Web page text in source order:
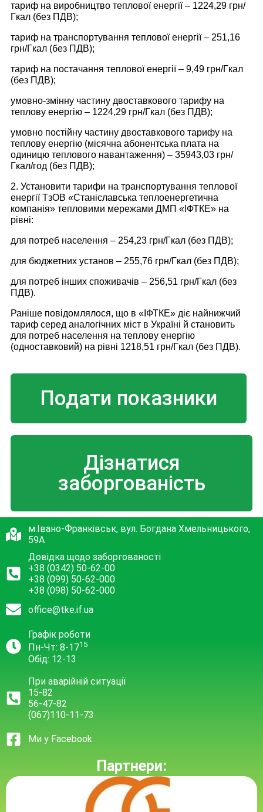
тариф на виробництво теплової енергії – 1224,29 грн/
Гкал (без ПДВ);
тариф на транспортування теплової енергії – 251,16
грн/Гкал (без ПДВ);
тариф на постачання теплової енергії – 9,49 грн/Гкал
(без ПДВ);
умовно-змінну частину двоставкового тарифу на
теплову енергію – 1224,29 грн/Гкал (без ПДВ);
умовно постійну частину двоставкового тарифу на
теплову енергію (місячна абонентська плата на
одиницю теплового навантаження) – 35943,03 грн/
Гкал/год (без ПДВ);
2. Установити тарифи на транспортування теплової
енергії ТзОВ «Станіславська теплоенергетична
компанія» тепловими мережами ДМП «ІФТКЕ» на
рівні:
для потреб населення – 254,23 грн/Гкал (без ПДВ);
для бюджетних установ – 255,76 грн/Гкал (без ПДВ);
для потреб інших споживачів – 256,51 грн/Гкал (без
ПДВ).
Раніше повідомлялося, що в «ІФТКЕ» діє найнижчий
тариф серед аналогічних міст в Україні й становить
для потреб населення на теплову енергію
(одноставковий) на рівні 1218,51 грн/Гкал (без ПДВ).
Подати показники
Дізнатися
заборгованість
м.Івано-Франківськ, вул. Богдана Хмельницького,
59А
Довідка щодо заборгованості
+38 (0342) 50-62-00
+38 (099) 50-62-000
+38 (098) 50-62-000
office@tke.if.ua
Графік роботи
Пн-Чт: 8-1715
Обід: 12-13
При аварійній ситуації
15-82
56-47-82
(067)110-11-73
Ми у Facebook
Партнери: